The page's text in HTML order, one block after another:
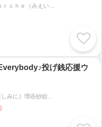
投げ銭応援ウ
［音楽を一生の楽しみに］増谷紗絵香｜大阪のピアニスト・ライブ・音楽体験・演奏サポート